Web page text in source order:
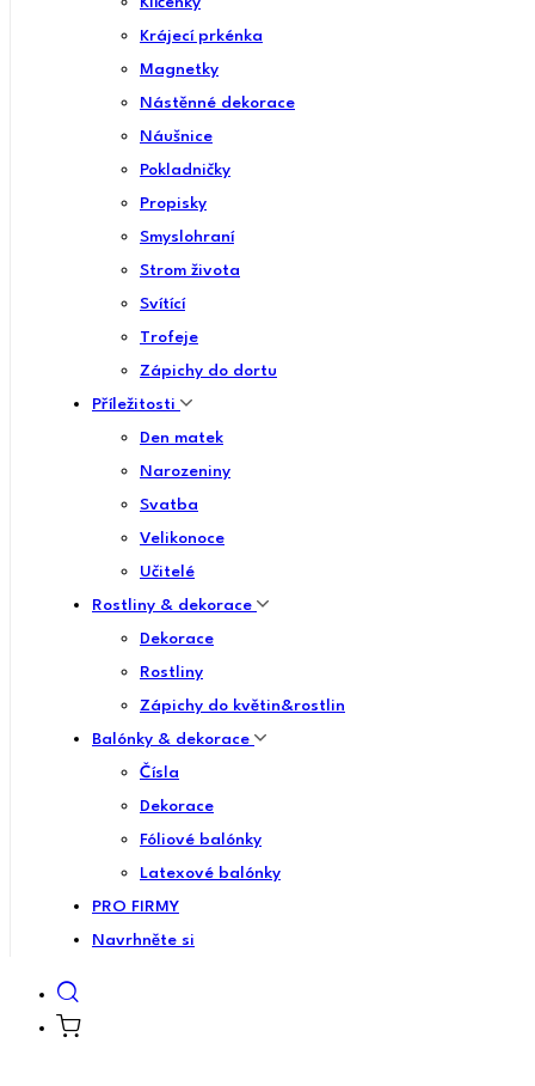
Krájecí prkénka
Magnetky
Nástěnné dekorace
Náušnice
Pokladničky
Propisky
Smyslohraní
Strom života
Svítící
Trofeje
Zápichy do dortu
Příležitosti
Den matek
Narozeniny
Svatba
Velikonoce
Učitelé
Rostliny & dekorace
Dekorace
Rostliny
Zápichy do květin&rostlin
Balónky & dekorace
Čísla
Dekorace
Fóliové balónky
Latexové balónky
PRO FIRMY
Navrhněte si